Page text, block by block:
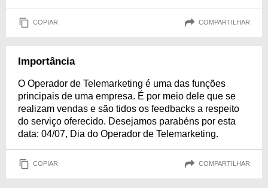
COPIAR COMPARTILHAR
Importância
O Operador de Telemarketing é uma das funções
principais de uma empresa. É por meio dele que se
realizam vendas e são tidos os feedbacks a respeito
do serviço oferecido. Desejamos parabéns por esta
data: 04/07, Dia do Operador de Telemarketing.
COPIAR COMPARTILHAR